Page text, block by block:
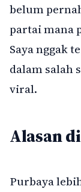
belum
partai mana
Saya nggak
dalam salah
viral.
Alasan
Purbaya